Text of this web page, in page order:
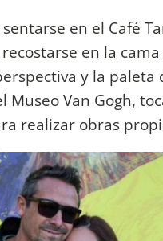
en el Café
en la
y la paleta
Van Gogh,
realizar obras